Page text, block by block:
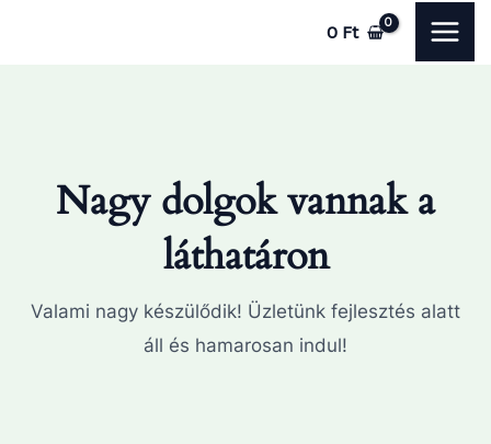
0 Ft
Nagy dolgok vannak a
láthatáron
Valami nagy készülődik! Üzletünk fejlesztés alatt
áll és hamarosan indul!